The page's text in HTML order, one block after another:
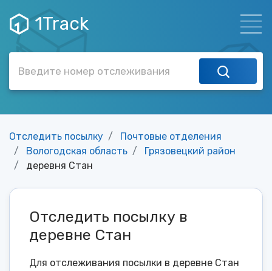
1Track
Отследить посылку
Почтовые отделения
Вологодская область
Грязовецкий район
деревня Стан
Отследить посылку в
деревне Стан
Для отслеживания посылки в деревне Стан